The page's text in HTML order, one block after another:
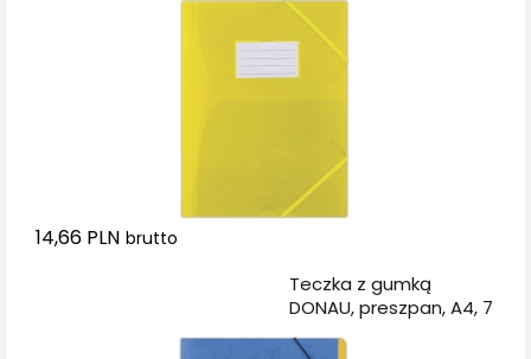
półtransparentna
żółta
14,66 PLN brutto
Teczka z gumką
DONAU, preszpan, A4, 7
przekładek, niebieska